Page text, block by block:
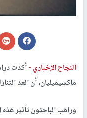
النجاح الإخباري -أكدت
ماكسيميليان، أن العد